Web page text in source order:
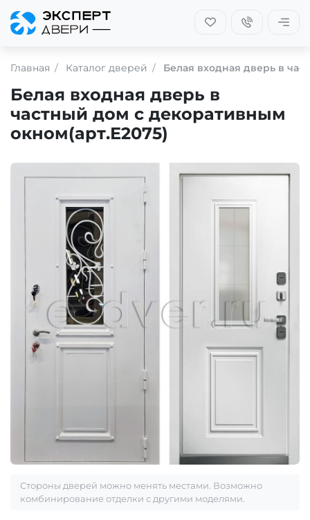
Главная Каталог дверей Белая входная дверь в
Белая входная дверь в
частный дом с декоративным
окном(арт.Е2075)
Стороны дверей можно менять местами. Возможно
комбинирование отделки с другими моделями.